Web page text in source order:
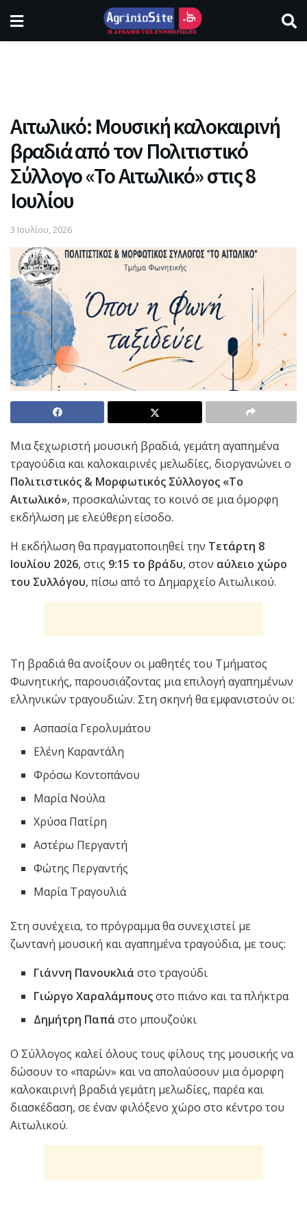
Αιτωλικό: Μουσική καλοκαιρινή
βραδιά από τον Πολιτιστικό
Σύλλογο «Το Αιτωλικό» στις 8
Ιουλίου
3 Ιουλίου, 2026
Μια ξεχωριστή μουσική βραδιά, γεμάτη αγαπημένα
τραγούδια και καλοκαιρινές μελωδίες, διοργανώνει ο
Πολιτιστικός & Μορφωτικός Σύλλογος «Το
Αιτωλικό», προσκαλώντας το κοινό σε μια όμορφη
εκδήλωση με ελεύθερη είσοδο.
Η εκδήλωση θα πραγματοποιηθεί την Τετάρτη 8
Ιουλίου 2026, στις 9:15 το βράδυ, στον αύλειο χώρο
του Συλλόγου, πίσω από το Δημαρχείο Αιτωλικού.
Τη βραδιά θα ανοίξουν οι μαθητές του Τμήματος
Φωνητικής, παρουσιάζοντας μια επιλογή αγαπημένων
ελληνικών τραγουδιών. Στη σκηνή θα εμφανιστούν οι:
Ασπασία Γερολυμάτου
Ελένη Καραντάλη
Φρόσω Κοντοπάνου
Μαρία Νούλα
Χρύσα Πατίρη
Αστέρω Περγαντή
Φώτης Περγαντής
Μαρία Τραγουλιά
Στη συνέχεια, το πρόγραμμα θα συνεχιστεί με
ζωντανή μουσική και αγαπημένα τραγούδια, με τους:
Γιάννη Πανουκλιά στο τραγούδι
Γιώργο Χαραλάμπουςστο πιάνο και τα πλήκτρα
Δημήτρη Παπά στο μπουζούκι
Ο Σύλλογος καλεί όλους τους φίλους της μουσικής να
δώσουν το «παρών» και να απολαύσουν μια όμορφη
καλοκαιρινή βραδιά γεμάτη μελωδίες, παρέα και
διασκέδαση, σε έναν φιλόξενο χώρο στο κέντρο του
Αιτωλικού.